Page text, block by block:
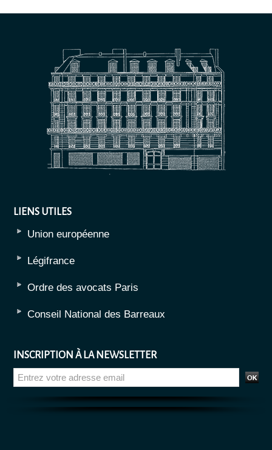
LIENS UTILES
Union européenne
Légifrance
Ordre des avocats Paris
Conseil National des Barreaux
INSCRIPTION À LA NEWSLETTER